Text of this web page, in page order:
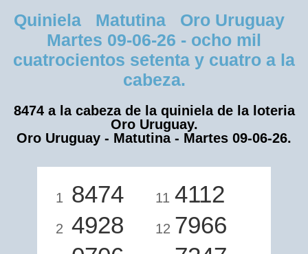
Quiniela Matutina Oro Uruguay
Martes 09-06-26 - ocho mil
cuatrocientos setenta y cuatro a la
cabeza.
8474 a la cabeza de la quiniela de la loteria
Oro Uruguay.
Oro Uruguay - Matutina - Martes 09-06-26.
1 8474
2 4928
11 4112
12 7966